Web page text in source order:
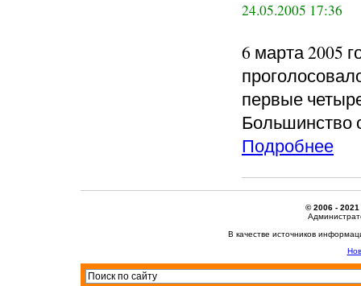
24.05.2005 17:36
6 марта 2005
первые
Большинство
Подробнее
© 2006 - 2021
В качестве источников